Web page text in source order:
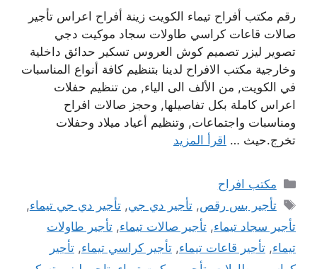
رقم مكتب أفراح تيماء الكويت زينة أفراح اعراس تأجير
صالات قاعات كراسي طاولات سجاد موكيت دجي
تصوير ليزر تصميم كوش العروس تسكير حدائق داخلية
وخارجية مكتب الافراح لدينا بتنظيم كافة أنواع المناسبات
في الكويت, من الألف الى الياء, من تنظيم حفلات
اعراس كاملة بكل تفاصيلها, وحجز صالات افراح
ومناسبات واجتماعات, وتنظيم أعياد ميلاد وحفلات
تخرج.حيث … اقرأ المزيد
التصنيفات
مكتب افراح
الوسوم
تأجير بس رقص,تأجير دي جي,تأجير دي جي تيماء,
تأجير سجاد تيماء, تأجير صالات تيماء, تأجير طاولات
تيماء, تأجير قاعات تيماء, تأجير كراسي تيماء, تأجير